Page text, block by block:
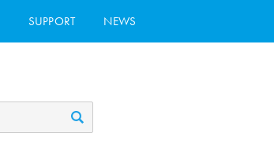
SUPPORT NEWS